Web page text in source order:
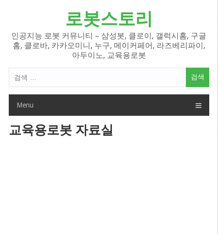
로봇스토리
인공지능 로봇 커뮤니티 – 삼성봇, 클로이, 갤럭시홈, 구글
홈, 클로바, 카카오미니, 누구, 메이커페어, 라즈베리파이,
아두이노, 교육용로봇
색
Menu
교육용로봇 자료실